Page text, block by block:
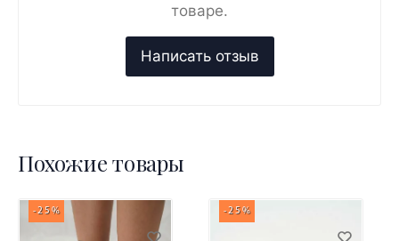
товаре.
Похожие товары
-25% -25%